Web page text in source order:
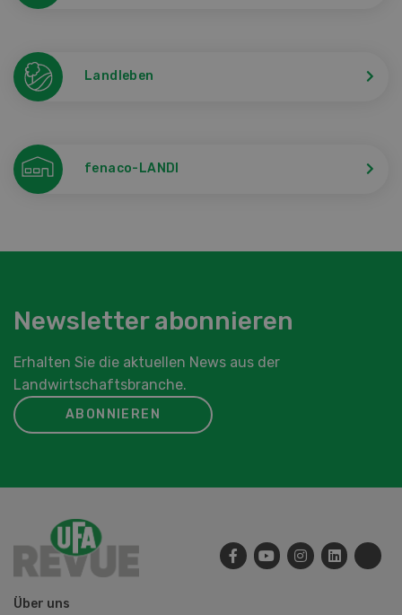
Landleben
fenaco-LANDI
Newsletter abonnieren
Erhalten Sie die aktuellen News aus der
Landwirtschaftsbranche.
ABONNIEREN
Über uns